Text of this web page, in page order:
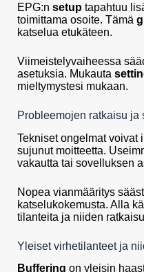
EPG:n setup tapahtuu
toimittama osoite. Tämä
katselua etukäteen.
Viimeistelyvaiheessa
asetuksia. Mukauta
mieltymystesi mukaan.
Probleemojen ratkaisu ja
Tekniset ongelmat voivat
sujunut moitteetta.
vakautta tai sovelluksen
Nopea vianmääritys
katselukokemusta. Alla
tilanteita ja niiden
Yleiset virhetilanteet ja
Buffering on yleisin